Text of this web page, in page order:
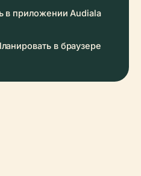
в приложении Audiala
в браузере